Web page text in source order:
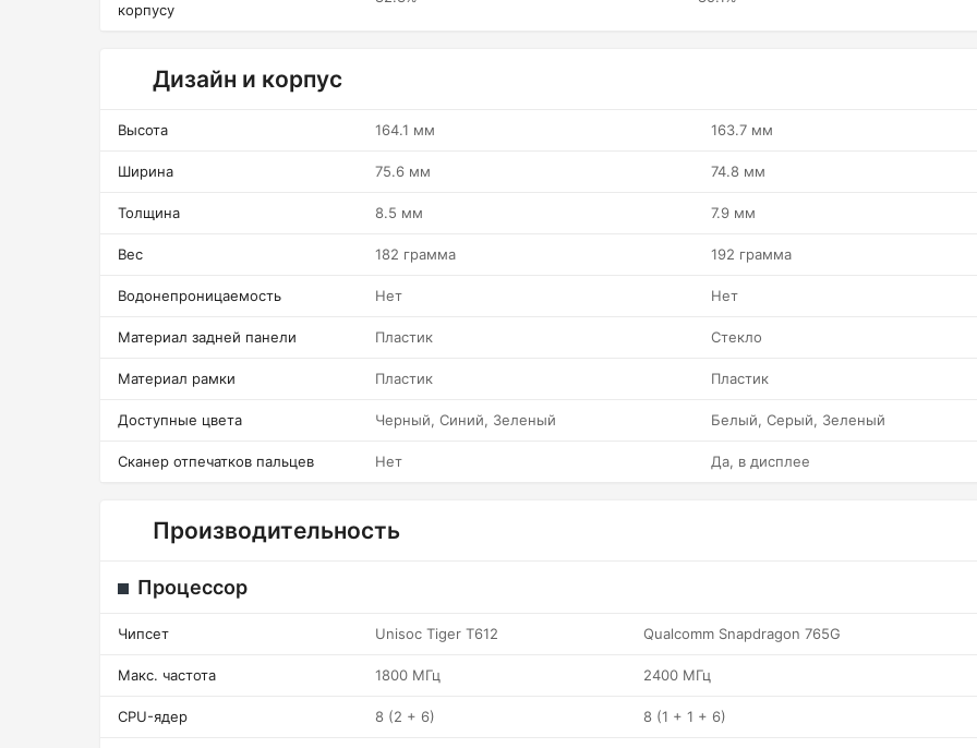
корпусу
Дизайн и корпус
Высота 164.1 мм 163.7 мм
Ширина 75.6 мм 74.8 мм
Толщина 8.5 мм 7.9 мм
Вес 182 грамма 192 грамма
Водонепроницаемость Нет Нет
Материал задней панели Пластик Стекло
Материал рамки Пластик Пластик
Доступные цвета Черный, Синий, Зеленый Белый, Серый, Зеленый
Сканер отпечатков пальцев Нет Да, в дисплее
Производительность
Процессор
Чипсет Unisoc Tiger T612 Qualcomm Snapdragon 765G
Макс. частота 1800 МГц 2400 МГц
CPU-ядер 8 (2 + 6) 8 (1 + 1 + 6)